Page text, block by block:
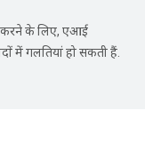
करने के लिए, एआई
में गलतियां हो सकती हैं.